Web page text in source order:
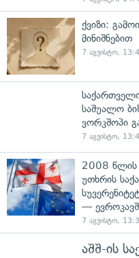
ქვიზი:
მინიშნებით
7 აგვისტო,
საშუალო
ვორკშოპი
7 აგვისტო,
2008 წლის
უთხრის
—
7 აგვისტო,
აშშ-ის